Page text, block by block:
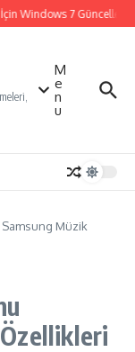
Windows 7 Güncelleme
M
e
n
u
Samsung Müzik